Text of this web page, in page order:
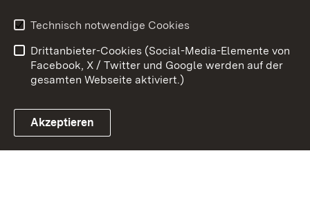
Link zum Landesportal
Barrierefreiheit
Impressum
Cookies
Technisch notwendige Cookies
Drittanbieter-Cookies (Social-Media-Elemente von
Facebook, X / Twitter und Google werden auf der
gesamten Webseite aktiviert.)
Akzeptieren